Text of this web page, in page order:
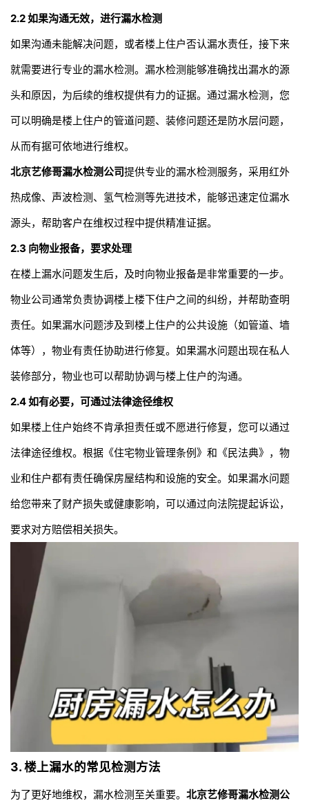
2.2如果沟通无效，进行漏水检测
如果沟通未能解决问题，或者楼上住户否认漏水责任，接下来
就需要进行专业的漏水检测。漏水检测能够准确找出漏水的源
头和原因，为后续的维权提供有力的证据。通过漏水检测，您
可以明确是楼上住户的管道问题、装修问题还是防水层问题，
从而有据可依地进行维权。
北京艺修哥漏水检测公司提供专业的漏水检测服务，采用红外
热成像、声波检测、氢气检测等先进技术，能够迅速定位漏水
源头，帮助客户在维权过程中提供精准证据。
2.3 向物业报备，要求处理
在楼上漏水问题发生后，及时向物业报备是非常重要的一步。
物业公司通常负责协调楼上楼下住户之间的纠纷，并帮助查明
责任。如果漏水问题涉及到楼上住户的公共设施（如管道、墙
体等），物业有责任协助进行修复。如果漏水问题出现在私人
装修部分，物业也可以帮助协调与楼上住户的沟通。
2.4如有必要，可通过法律途径维权
如果楼上住户始终不肯承担责任或不愿进行修复，您可以通过
法律途径维权。根据《住宅物业管理条例》和《民法典》，物
业和住户都有责任确保房屋结构和设施的安全。如果漏水问题
给您带来了财产损失或健康影响，可以通过向法院提起诉讼，
要求对方赔偿相关损失。
3. 楼上漏水的常见检测方法
为了更好地维权，漏水检测至关重要。 北京艺修哥漏水检测公